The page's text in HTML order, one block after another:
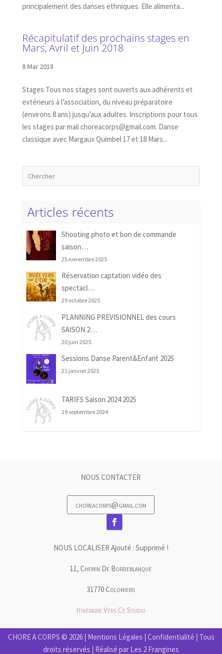
principalement des danses ethniques. Elle alimenta...
Récapitulatif des prochains stages en
Mars, Avril et Juin 2018
8 Mar 2018
Stages Tous nos stages sont ouverts aux adhérents et
extérieurs à l’association, du niveau préparatoire
(environs 8 ans) jusqu’aux adultes. Inscriptions pour tous
les stages par mail choreacorps@gmail.com. Danse
classique avec Margaux Quimbel 17 et 18 Mars...
Articles récents
Shooting photo et bon de commande
saison…
25 novembre 2025
Réservation captation vidéo des
spectacl…
29 octobre 2025
PLANNING PREVISIONNEL des cours
SAISON 2…
20 juin 2025
Sessions Danse Parent&Enfant 2025
21 janvier 2025
TARIFS Saison 2024 2025
19 septembre 2024
NOUS CONTACTER
choreacorps@gmail.com
NOUS LOCALISER Ajouté : Supprimé !
11, Chemin De Bordeblanque
31770 Colomiers
Itinéraire Vers Ce Studio
CHORE A CORPS © 2026 | Mentions Légales Confidentialité | Tous
droits réservés | Réalisé par Les 2 Frangines